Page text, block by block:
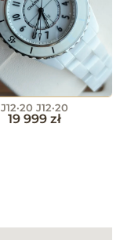
J12·20 J12·20
19 999 zł